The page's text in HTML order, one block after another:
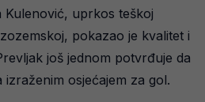
Kulenović, uprkos teškoj
pokazao je kvalitet i
još jednom potvrđuje da
osjećajem za gol.